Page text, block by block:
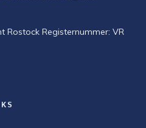
Rostock Registernummer: VR